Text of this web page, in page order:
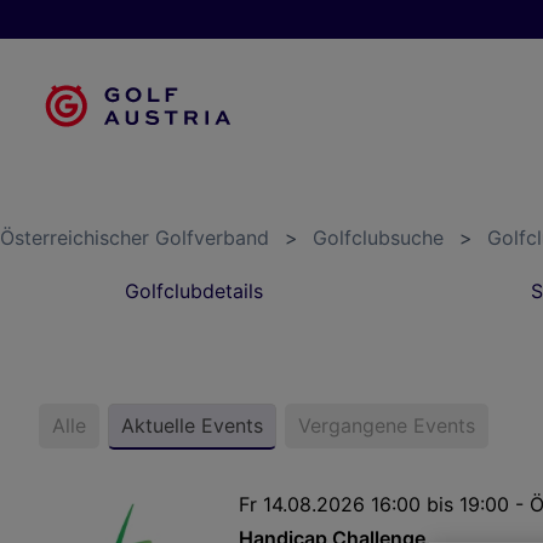
Österreichischer Golfverband > Golfclubsuche >
Golfclubdetails
Alle Aktuelle Events Vergangene Events
Fr 14.08.2026 16:00 bis 19:00 -
Handicap Challenge